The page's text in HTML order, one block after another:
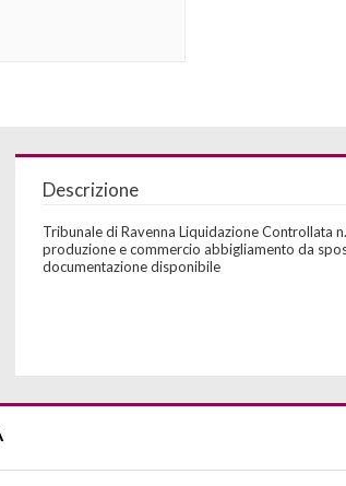
Descrizione
Tribunale di Ravenna Liquidazione
produzione e commercio abbigliamento da
documentazione disponibile